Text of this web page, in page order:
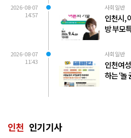
2026-08-07
14:57
사회일반
인천시,
방 부모
2026-08-07
11:43
사회일반
인천여
하는 ‘놀
인천 인기기사